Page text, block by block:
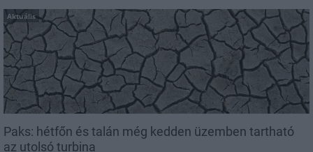
Aktuális
Paks: hétfőn és talán még kedden üzemben tartható
az utolsó turbina